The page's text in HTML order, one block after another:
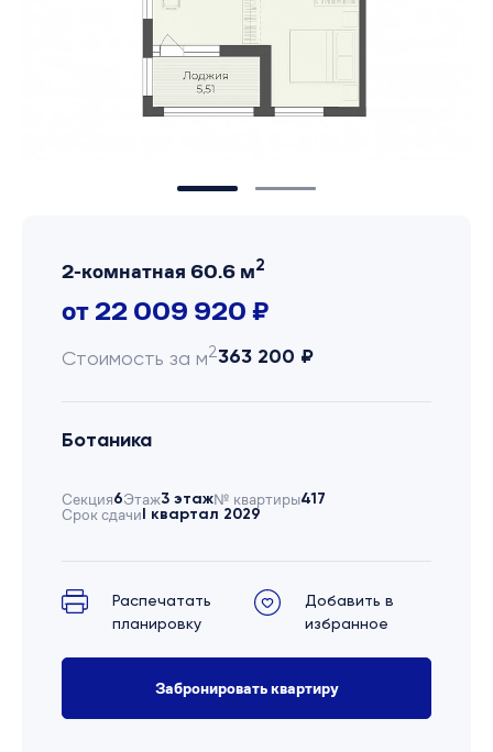
2-комнатная 60.6 м2
от 22 009 920 ₽
Стоимость за м2363 200 ₽
Ботаника
Секция6Этаж3 этаж№ квартиры417
Срок сдачиI квартал 2029
Распечатать
планировку
Добавить в
избранное
Забронировать квартиру